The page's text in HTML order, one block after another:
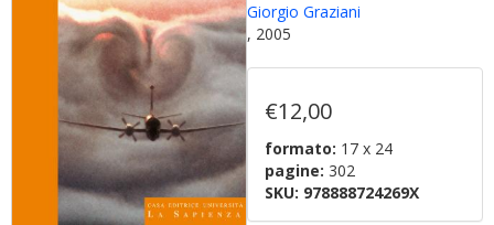
Giorgio Graziani
, 2005
€12,00
formato: 17 x 24
pagine: 302
SKU: 978888724269X